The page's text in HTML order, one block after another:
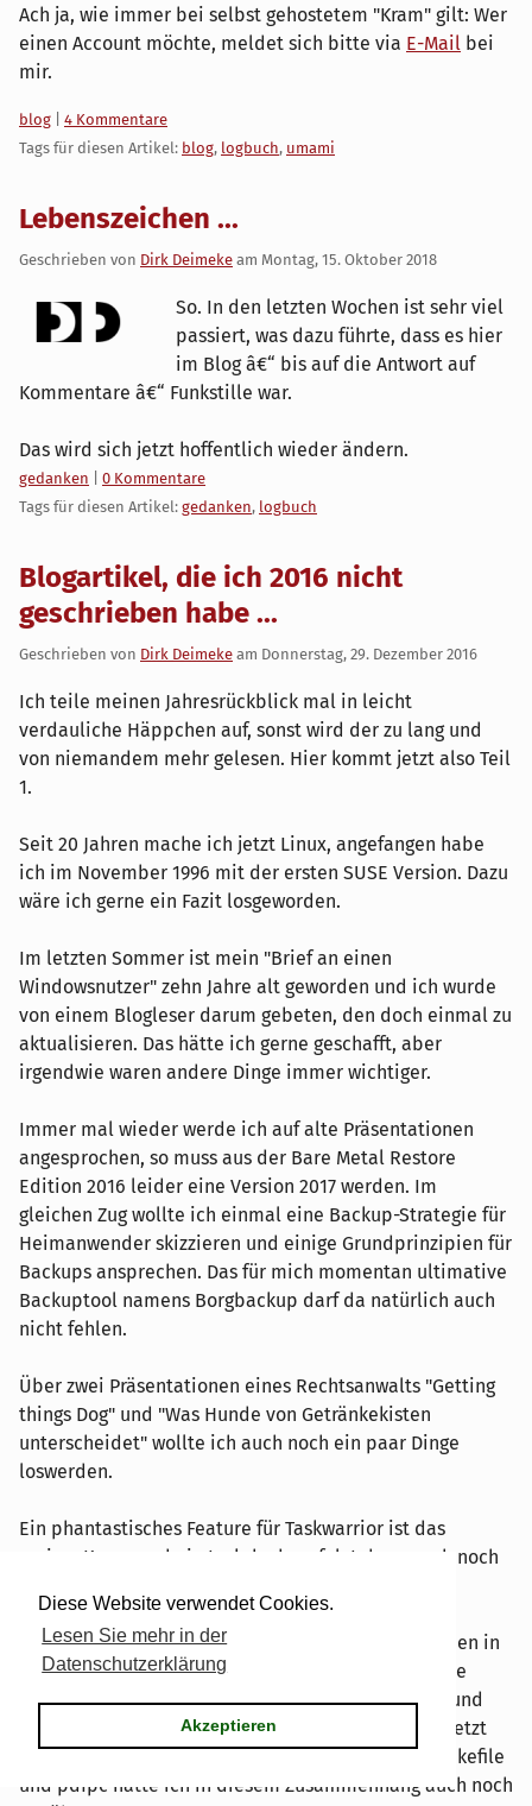
Diese Website verwendet Cookies.
Lesen Sie mehr in der
Datenschutzerklärung
Akzeptieren
Ach ja, wie immer bei selbst gehostetem "Kram" gilt: Wer
einen Account möchte, meldet sich bitte via E-Mail bei
mir.
Kategorien:
blog
4 Kommentare
Tags für diesen Artikel: blog, logbuch, umami
Lebenszeichen ...
Geschrieben von Dirk Deimeke am Montag, 15. Oktober 2018
So. In den letzten Wochen ist sehr viel
passiert, was dazu führte, dass es hier
im Blog â€“ bis auf die Antwort auf
Kommentare â€“ Funkstille war.
Das wird sich jetzt hoffentlich wieder ändern.
Kategorien:
gedanken
0 Kommentare
Tags für diesen Artikel: gedanken, logbuch
Blogartikel, die ich 2016 nicht
geschrieben habe ...
Geschrieben von Dirk Deimeke am Donnerstag, 29. Dezember 2016
Ich teile meinen Jahresrückblick mal in leicht
verdauliche Häppchen auf, sonst wird der zu lang und
von niemandem mehr gelesen. Hier kommt jetzt also Teil
1.
Seit 20 Jahren mache ich jetzt Linux, angefangen habe
ich im November 1996 mit der ersten SUSE Version. Dazu
wäre ich gerne ein Fazit losgeworden.
Im letzten Sommer ist mein "Brief an einen
Windowsnutzer" zehn Jahre alt geworden und ich wurde
von einem Blogleser darum gebeten, den doch einmal zu
aktualisieren. Das hätte ich gerne geschafft, aber
irgendwie waren andere Dinge immer wichtiger.
Immer mal wieder werde ich auf alte Präsentationen
angesprochen, so muss aus der Bare Metal Restore
Edition 2016 leider eine Version 2017 werden. Im
gleichen Zug wollte ich einmal eine Backup-Strategie für
Heimanwender skizzieren und einige Grundprinzipien für
Backups ansprechen. Das für mich momentan ultimative
Backuptool namens Borgbackup darf da natürlich auch
nicht fehlen.
Über zwei Präsentationen eines Rechtsanwalts "Getting
things Dog" und "Was Hunde von Getränkekisten
unterscheidet" wollte ich auch noch ein paar Dinge
loswerden.
Ein phantastisches Feature für Taskwarrior ist das
review-Kommando in tasksh, dazu folgt dann auch noch
Zum guten Schluss und nach reichlich Präsentationen in
2016 wollte ich auch noch über das von mir aktuelle
Theme für LaTeX-Beamer - Metropolis - schreiben und
wie froh ich darüber bin, dass die Präsentationen jetzt
endlich nicht mehr wie LaTeX aussehen
Mein Makefile
und pdfpc hätte ich in diesem Zusammenhang auch noch